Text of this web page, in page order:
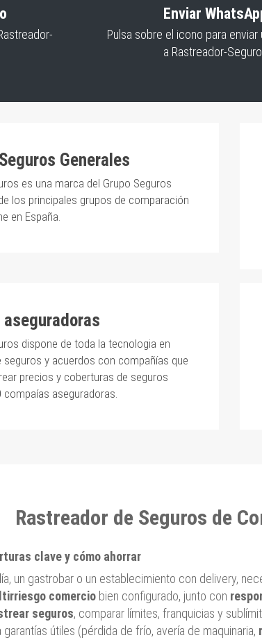
Enviar
Pulsa sobre el icono para enviar
a Rastreador-
Generales
es una marca del Grupo Seguros
los principales grupos de comparación
en España.
aseguradoras
dispone de toda la tecnologia en
seguros y acuerdos con compañías que
precios y coberturas de seguros
compaías aseguradoras.
Rastreador de Seguros de
clave y cómo ahorrar
un gastrobar o un establecimiento con delivery,
comercio bien configurado, junto con
seguros, comparar límites, franquicias y
garantías útiles (pérdida de frío, avería de maquinaria,